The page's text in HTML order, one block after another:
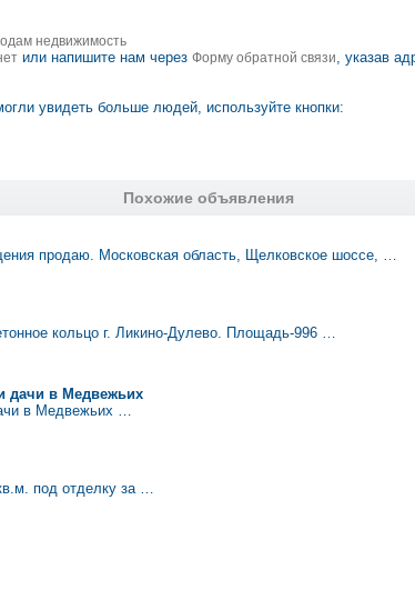
недвижимость
или напишите нам через Форму обратной связи, указав
увидеть больше людей, используйте кнопки:
Похожие объявления
продаю. Московская область, Щелковское шоссе, …
кольцо г. Ликино-Дулево. Площадь-996 …
дачи в Медвежьих
в Медвежьих …
под отделку за …